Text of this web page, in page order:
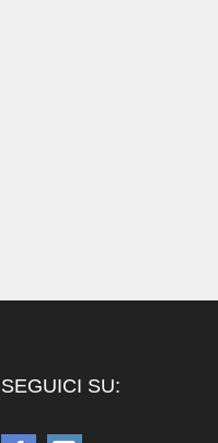
SEGUICI SU: